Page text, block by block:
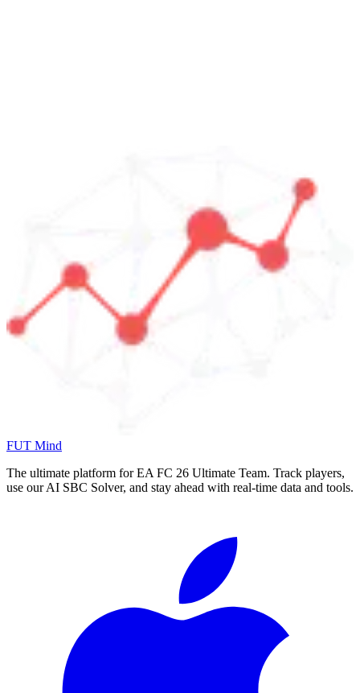
FUT Mind
The ultimate platform for EA FC 26 Ultimate Team. Track players,
use our AI SBC Solver, and stay ahead with real-time data and tools.